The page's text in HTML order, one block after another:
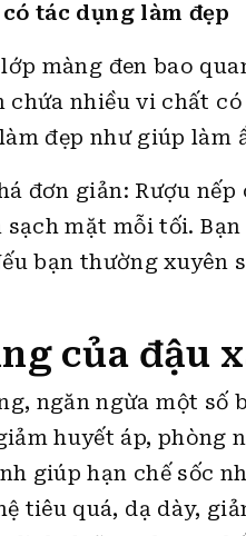
có tác dụng làm đẹp
màng đen bao
chứa nhiều vi chất
đẹp như giúp làm
đơn giản: Rượu
mặt mỗi tối.
bạn thường xuyên
của đậu
ngăn ngừa một số
huyết áp, phòng
giúp hạn chế sốc
tiêu quá, dạ dày,